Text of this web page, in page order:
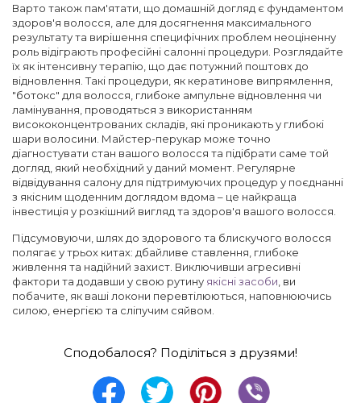
Варто також пам'ятати, що домашній догляд є фундаментом
здоров'я волосся, але для досягнення максимального
результату та вирішення специфічних проблем неоціненну
роль відіграють професійні салонні процедури. Розглядайте
їх як інтенсивну терапію, що дає потужний поштовх до
відновлення. Такі процедури, як кератинове випрямлення,
"ботокс" для волосся, глибоке ампульне відновлення чи
ламінування, проводяться з використанням
висококонцентрованих складів, які проникають у глибокі
шари волосини. Майстер-перукар може точно
діагностувати стан вашого волосся та підібрати саме той
догляд, який необхідний у даний момент. Регулярне
відвідування салону для підтримуючих процедур у поєднанні
з якісним щоденним доглядом вдома – це найкраща
інвестиція у розкішний вигляд та здоров'я вашого волосся.
Підсумовуючи, шлях до здорового та блискучого волосся
полягає у трьох китах: дбайливе ставлення, глибоке
живлення та надійний захист. Виключивши агресивні
фактори та додавши у свою рутину якісні засоби , ви
побачите, як ваші локони перевтілюються, наповнюючись
силою, енергією та сліпучим сяйвом.
Сподобалося? Поділіться з друзями!